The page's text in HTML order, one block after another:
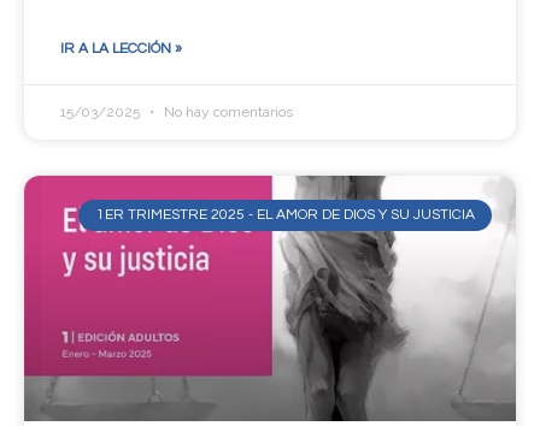
IR A LA LECCIÓN »
15/03/2025 No hay comentarios
1ER TRIMESTRE 2025 - EL AMOR DE DIOS Y SU JUSTICIA